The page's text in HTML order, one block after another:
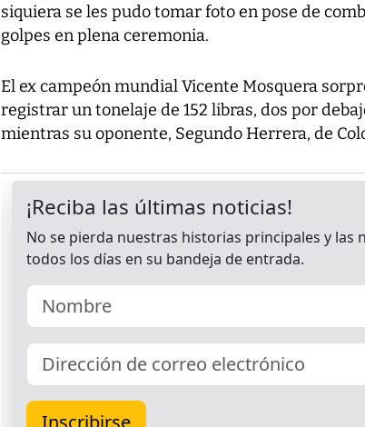
siquiera se les pudo tomar foto en pose de
golpes en plena ceremonia.
El ex campeón mundial Vicente Mosquera
registrar un tonelaje de 152 libras, dos por
mientras su oponente, Segundo Herrera, de